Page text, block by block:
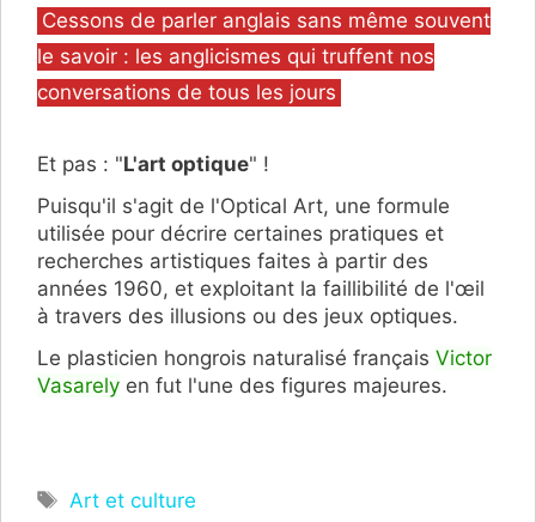
Catégories
Cessons de parler anglais sans même souvent
le savoir : les anglicismes qui truffent nos
conversations de tous les jours
Et pas : "L'art optique" !
Puisqu'il s'agit de l'Optical Art, une formule
utilisée pour décrire certaines pratiques et
recherches artistiques faites à partir des
années 1960, et exploitant la faillibilité de l'œil
à travers des illusions ou des jeux optiques.
Le plasticien hongrois naturalisé français Victor
Vasarely en fut l'une des figures majeures.
Étiquettes
Art et culture